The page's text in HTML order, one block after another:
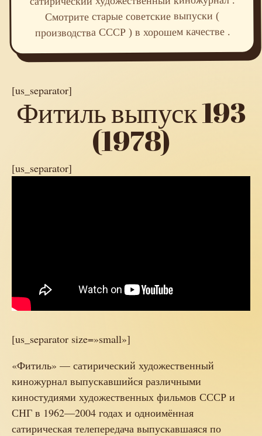
Смотрите старые советские выпуски (
производства СССР ) в хорошем качестве .
[us_separator]
Фитиль выпуск 193
(1978)
[us_separator]
[us_separator size=»small»]
«Фитиль» — сатирический художественный
киножурнал выпускавшийся различными
киностудиями художественных фильмов СССР и
СНГ в 1962—2004 годах и одноимённая
сатирическая телепередача выпускавшаяся по